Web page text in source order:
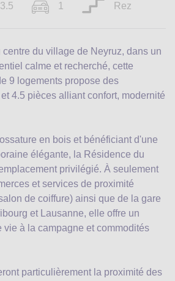
3.5 1 Rez
centre du village de Neyruz, dans un
calme et recherché, cette
9 logements propose des
4.5 pièces alliant confort, modernité
en bois et bénéficiant d'une
élégante, la Résidence du
privilégié. À seulement
et services de proximité
de coiffure) ainsi que de la gare
et Lausanne, elle offre un
vie à la campagne et commodités
particulièrement la proximité des